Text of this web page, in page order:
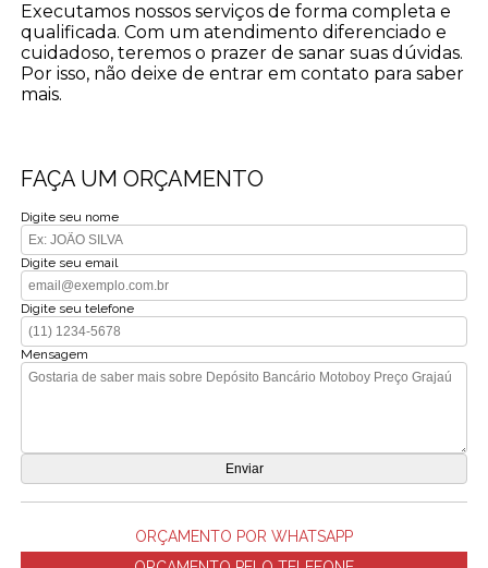
Executamos nossos serviços de forma completa e
qualificada. Com um atendimento diferenciado e
cuidadoso, teremos o prazer de sanar suas dúvidas.
Por isso, não deixe de entrar em contato para saber
mais.
FAÇA UM ORÇAMENTO
Digite seu nome
Digite seu email
Digite seu telefone
Mensagem
ORÇAMENTO POR WHATSAPP